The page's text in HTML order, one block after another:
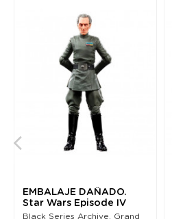
EMBALAJE DAÑADO.
Star Wars Episode IV
Black Series Archive...
Black Series Archive. Grand